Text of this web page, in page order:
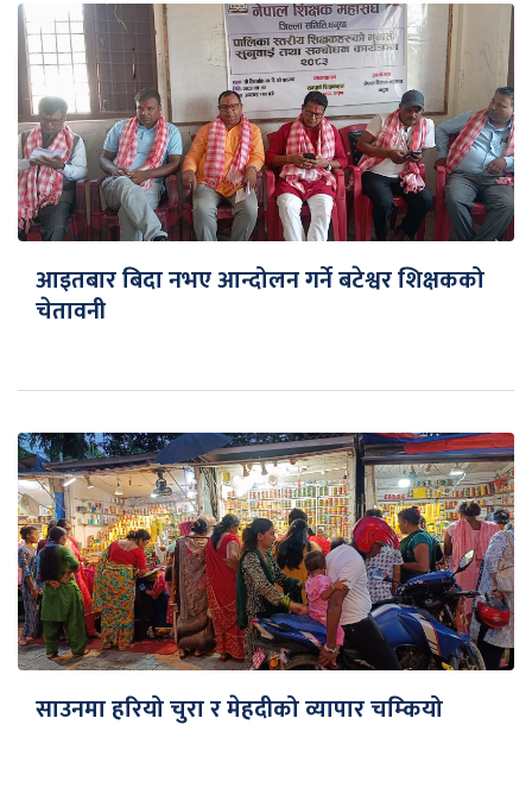
आइतबार बिदा नभए आन्दोलन गर्ने बटेश्वर शिक्षकको
चेतावनी
साउनमा हरियो चुरा र मेहदीको व्यापार चम्कियो